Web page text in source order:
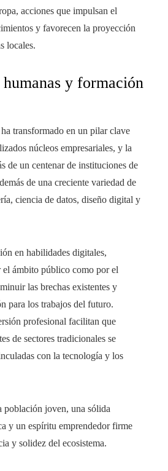
acciones que impulsan el
y favorecen la proyección
locales.
humanas y formación
transformado en un pilar clave
núcleos empresariales, y la
de un centenar de instituciones de
de una creciente variedad de
ciencia de datos, diseño digital y
en habilidades digitales,
ámbito público como por el
las brechas existentes y
para los trabajos del futuro.
profesional facilitan que
de sectores tradicionales se
con la tecnología y los
población joven, una sólida
y un espíritu emprendedor firme
y solidez del ecosistema.